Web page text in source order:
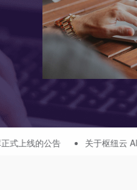
关于枢纽云 AI 友好型网站建设服务